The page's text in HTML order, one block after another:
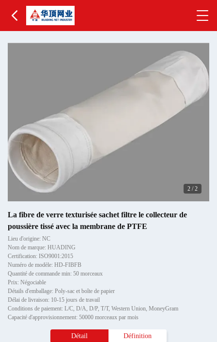
2 /2
La fibre de verre texturisée sachet filtre le collecteur de
poussière tissé avec la membrane de PTFE
Lieu d'origine: NC
Nom de marque: HUADING
Certification: ISO9001:2015
Numéro de modèle: HD-FIBFB
Quantité de commande min: 50 morceaux
Prix: Négociable
Détails d'emballage: Poly-sac et boîte de papier
Délai de livraison: 10-15 jours de travail
Conditions de paiement: L/C, D/A, D/P, T/T, Western Union, MoneyGram
Capacité d'approvisionnement: 50000 morceaux par mois
Détail Définition